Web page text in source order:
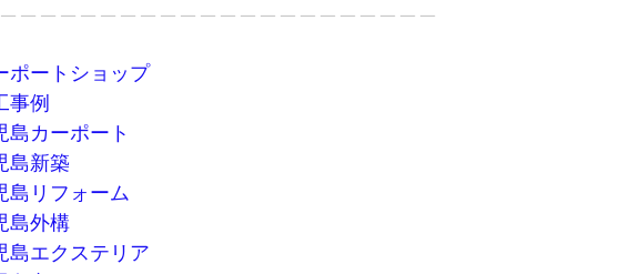
ポートショップ
事例
島カーポート
島新築
島リフォーム
島外構
島エクステリア